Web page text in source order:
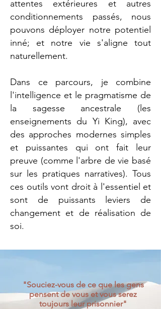
attentes extérieures et autres
conditionnements passés, nous
pouvons déployer notre potentiel
inné; et notre vie s'aligne tout
naturellement.
Dans ce parcours, je combine
l'intelligence et le pragmatisme de
la sagesse ancestrale (les
enseignements du Yi King), avec
des approches modernes simples
et puissantes qui ont fait leur
preuve (comme l'arbre de vie basé
sur les pratiques narratives). Tous
ces outils vont droit à l'essentiel et
sont de puissants leviers de
changement et de réalisation de
soi.
"Souciez-vous de ce que les gens
pensent de vous et vous serez
toujours leur prisonnier"